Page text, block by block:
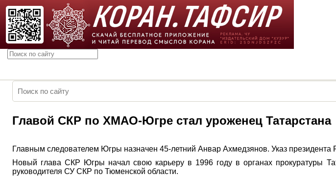
Главой СКР по ХМАО-Югре стал уроженец Татарстана
Главным следователем Югры назначен 45-летний Анвар Ахмедзянов. Указ
Новый глава СКР Югры начал свою карьеру в 1996 году в органах прокуратуры
руководителя СУ СКР по Тюменской области.